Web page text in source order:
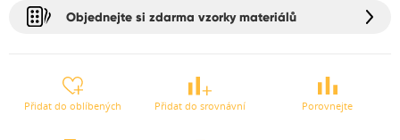
Objednejte si zdarma vzorky materiálů
Přidat do oblíbených Přidat do srovnávní Porovnejte